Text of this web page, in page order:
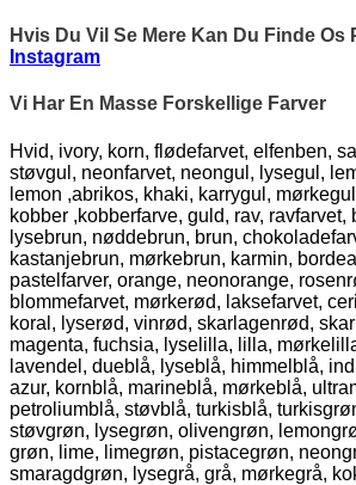
Hvis Du Vil Se Mere Kan Du Finde Os
Instagram
Vi Har En Masse Forskellige Farver
Hvid, ivory, korn, flødefarvet, elfenben,
støvgul, neonfarvet, neongul, lysegul,
lemon ,abrikos, khaki, karrygul,
kobber ,kobberfarve, guld, rav, ravfarvet,
lysebrun, nøddebrun, brun,
kastanjebrun, mørkebrun, karmin,
pastelfarver, orange, neonorange,
blommefarvet, mørkerød, laksefarvet,
koral, lyserød, vinrød, skarlagenrød,
magenta, fuchsia, lyselilla, lilla,
lavendel, dueblå, lyseblå, himmelblå,
azur, kornblå, marineblå, mørkeblå,
petroliumblå, støvblå, turkisblå,
støvgrøn, lysegrøn, olivengrøn,
grøn, lime, limegrøn, pistacegrøn,
smaragdgrøn, lysegrå, grå, mørkegrå,